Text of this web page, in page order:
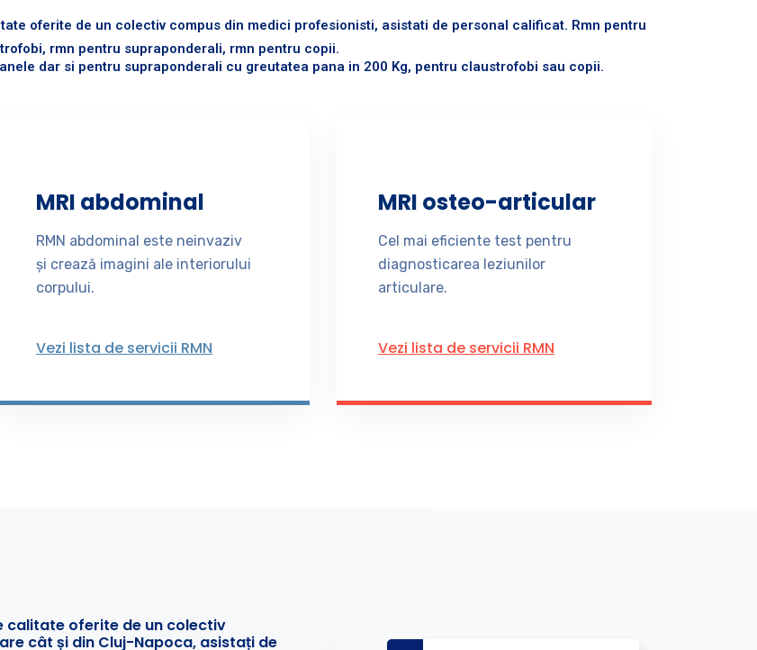
oferite de un colectiv compus din medici profesionisti, asistati de personal calificat. Rmn pentru
rmn pentru supraponderali, rmn pentru copii.
dar si pentru supraponderali cu greutatea pana in 200 Kg, pentru claustrofobi sau copii.
MRI abdominal
RMN abdominal este neinvaziv
și crează imagini ale interiorului
corpului.
Vezi lista de servicii RMN
MRI osteo-articular
Cel mai eficiente test pentru
diagnosticarea leziunilor
articulare.
Vezi lista de servicii RMN
calitate oferite de un colectiv
cât și din Cluj-Napoca, asistați de